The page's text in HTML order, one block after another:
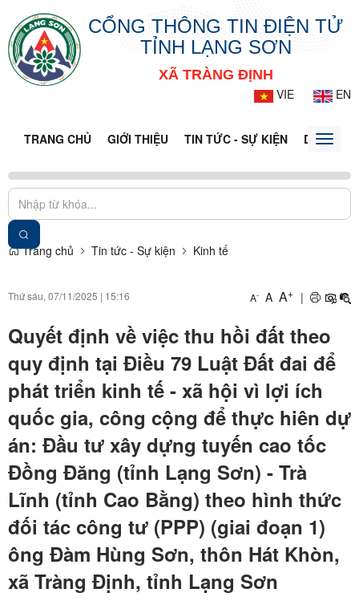
CỔNG THÔNG TIN ĐIỆN TỬ
TỈNH LẠNG SƠN
XÃ TRÀNG ĐỊNH
VIE
EN
TRANG CHỦ GIỚI THIỆU TIN TỨC - SỰ KIỆN DỊCH VỤ
Toggle
Trang chủ Tin tức - Sự kiện Kinh tế
Thứ sáu, 07/11/2025 | 15:16 A- A A+ |
Quyết định về việc thu hồi đất theo
quy định tại Điều 79 Luật Đất đai để
phát triển kinh tế - xã hội vì lợi ích
quốc gia, công cộng để thực hiên dự
án: Đầu tư xây dựng tuyến cao tốc
Đồng Đăng (tỉnh Lạng Sơn) - Trà
Lĩnh (tỉnh Cao Bằng) theo hình thức
đối tác công tư (PPP) (giai đoạn 1)
ông Đàm Hùng Sơn, thôn Hát Khòn,
xã Tràng Định, tỉnh Lạng Sơn